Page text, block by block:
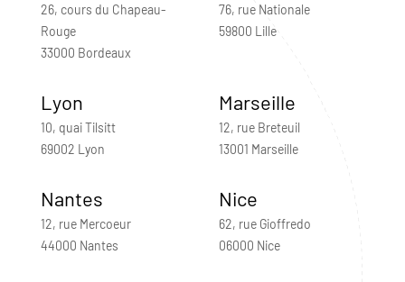
26, cours du Chapeau-
Rouge
33000 Bordeaux
76, rue Nationale
59800 Lille
Lyon
10, quai Tilsitt
69002 Lyon
Marseille
12, rue Breteuil
13001 Marseille
Nantes
12, rue Mercoeur
44000 Nantes
Nice
62, rue Gioffredo
06000 Nice